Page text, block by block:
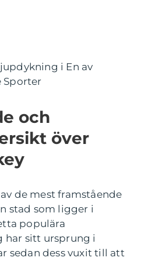
i En av
Sporter
och
över
de mest framstående
stad som ligger i
populära
har sitt ursprung i
sedan dess vuxit till att